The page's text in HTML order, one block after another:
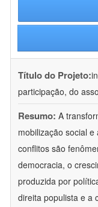
Título do Projeto:
participação, do
Resumo: A
mobilização social
conflitos são
democracia, o
produzida por
direita populista e a